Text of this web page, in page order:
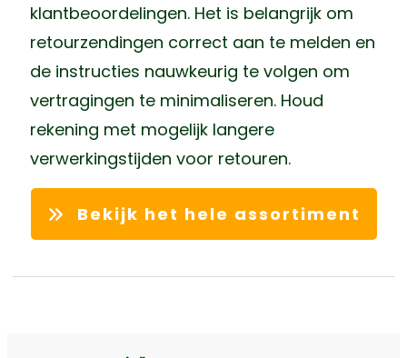
klantbeoordelingen. Het is belangrijk om
retourzendingen correct aan te melden en
de instructies nauwkeurig te volgen om
vertragingen te minimaliseren. Houd
rekening met mogelijk langere
verwerkingstijden voor retouren.
Bekijk het hele assortiment